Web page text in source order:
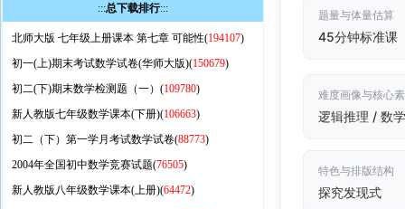
:::总下载排行:::
北师大版 七年级上册课本 第七章 可能性(194107)
初一(上)期末考试数学试卷(华师大版)(150679)
初二(下)期末数学检测题（一）(109780)
新人教版七年级数学课本(下册)(106663)
初二（下）第一学月考试数学试卷(88773)
2004年全国初中数学竞赛试题(76505)
新人教版八年级数学课本(上册)(64472)
题量与体量估算
45分钟标准课
难度画像与核心
逻辑推理 / 数
特色与排版结构
探究发现式